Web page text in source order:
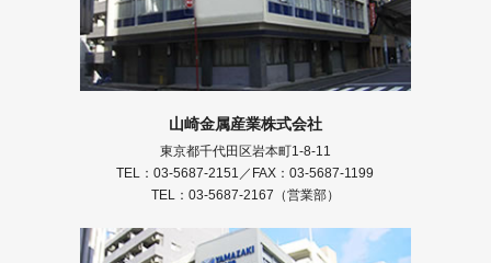
山崎金属産業株式会社
東京都千代田区岩本町1-8-11
TEL：03-5687-2151／FAX：03-5687-1199
TEL：03-5687-2167（営業部）